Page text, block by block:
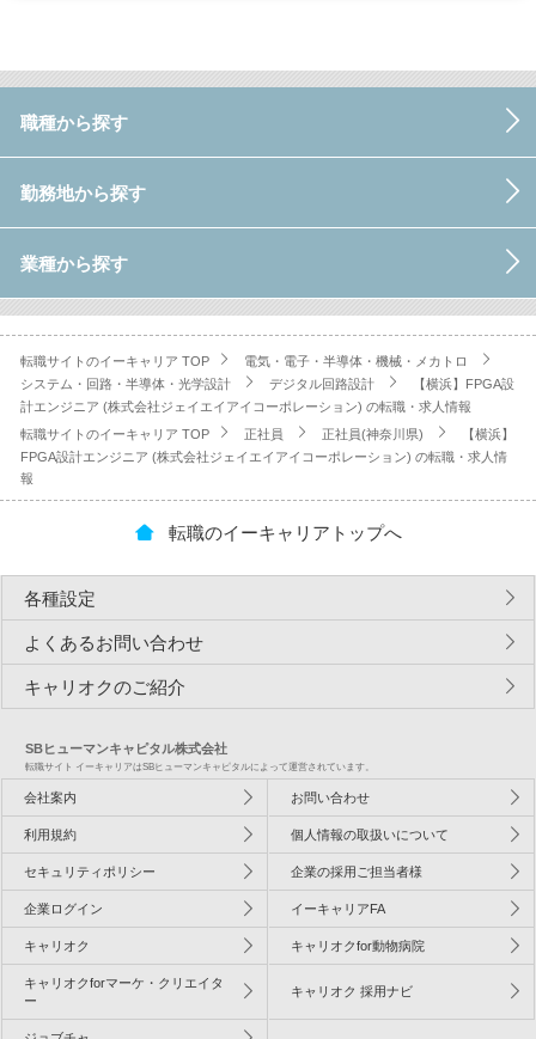
職種から探す
勤務地から探す
業種から探す
転職サイトのイーキャリア TOP
電気・電子・半導体・機械・メカトロ
システム・回路・半導体・光学設計
デジタル回路設計
【横浜】FPGA設
計エンジニア (株式会社ジェイエイアイコーポレーション) の転職・求人情報
転職サイトのイーキャリア TOP
正社員 正社員(神奈川県)
【横浜】
FPGA設計エンジニア (株式会社ジェイエイアイコーポレーション) の転職・求人情
報
転職のイーキャリアトップへ
各種設定
よくあるお問い合わせ
キャリオクのご紹介
SBヒューマンキャピタル株式会社
転職サイト イーキャリアはSBヒューマンキャピタルによって運営されています。
会社案内 お問い合わせ
利用規約 個人情報の取扱いについて
セキュリティポリシー 企業の採用ご担当者様
企業ログイン イーキャリアFA
キャリオク キャリオクfor動物病院
キャリオクforマーケ・クリエイタ
ー
キャリオク 採用ナビ